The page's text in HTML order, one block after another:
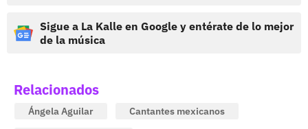
Sigue a La Kalle en Google y entérate de lo mejor
de la música
Relacionados
Ángela Aguilar
Cantantes mexicanos